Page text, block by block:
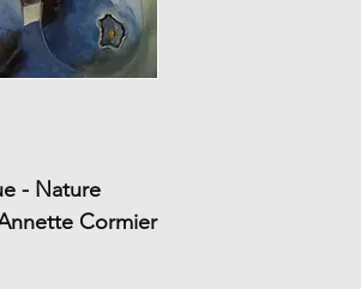
- Nature
Cormier